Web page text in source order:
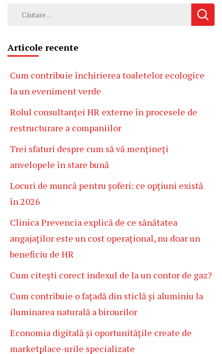
Caută
Articole recente
Cum contribuie închirierea toaletelor ecologice
la un eveniment verde
Rolul consultanței HR externe în procesele de
restructurare a companiilor
Trei sfaturi despre cum să vă mențineți
anvelopele în stare bună
Locuri de muncă pentru șoferi: ce opțiuni există
în 2026
Clinica Prevencia explică de ce sănătatea
angajaților este un cost operațional, nu doar un
beneficiu de HR
Cum citești corect indexul de la un contor de gaz?
Cum contribuie o fațadă din sticlă și aluminiu la
iluminarea naturală a birourilor
Economia digitală și oportunitățile create de
marketplace-urile specializate